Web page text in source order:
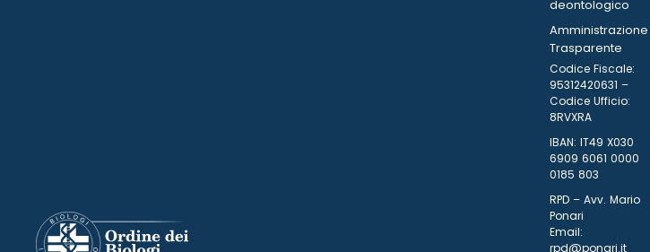
deontologico
Amministrazione
Trasparente
Codice Fiscale:
95312420631 –
Codice Ufficio:
8RVXRA
IBAN: IT49 X030
6909 6061 0000
0185 803
RPD – Avv. Mario
Ponari
Email:
rpd@ponari.it